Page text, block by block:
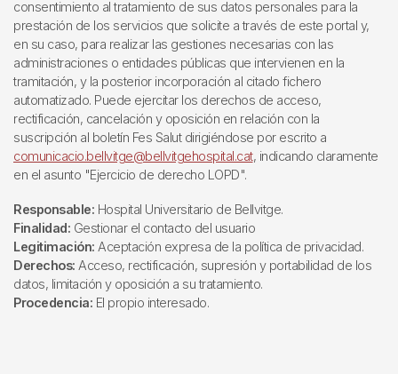
consentimiento al tratamiento de sus datos personales para la
prestación de los servicios que solicite a través de este portal y,
en su caso, para realizar las gestiones necesarias con las
administraciones o entidades públicas que intervienen en la
tramitación, y la posterior incorporación al citado fichero
automatizado. Puede ejercitar los derechos de acceso,
rectificación, cancelación y oposición en relación con la
suscripción al boletín Fes Salut dirigiéndose por escrito a
comunicacio.bellvitge@bellvitgehospital.cat, indicando claramente
en el asunto "Ejercicio de derecho LOPD".
Responsable: Hospital Universitario de Bellvitge.
Finalidad: Gestionar el contacto del usuario
Legitimación: Aceptación expresa de la política de privacidad.
Derechos: Acceso, rectificación, supresión y portabilidad de los
datos, limitación y oposición a su tratamiento.
Procedencia: El propio interesado.